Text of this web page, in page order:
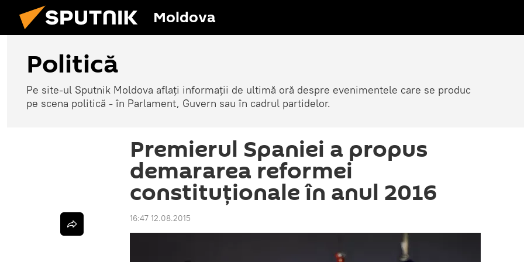
Moldova
Politică
Pe site-ul Sputnik Moldova aflați informații de ultimă oră despre evenimentele care se produc
pe scena politică - în Parlament, Guvern sau în cadrul partidelor.
Premierul Spaniei a propus
demararea reformei
constituţionale în anul 2016
16:47 12.08.2015